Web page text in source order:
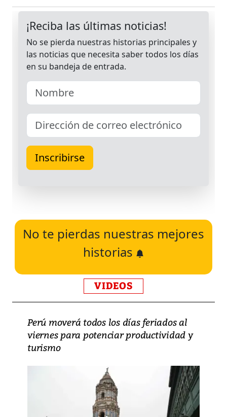
No te pierdas nuestras mejores
historias
VIDEOS
Perú moverá todos los días feriados al
viernes para potenciar productividad y
turismo